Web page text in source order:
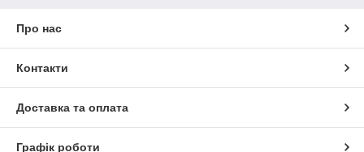
Про нас
Контакти
Доставка та оплата
Графік роботи